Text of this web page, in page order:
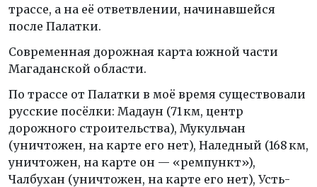
трассе, а на её ответвлении, начинавшейся
после Палатки.
Современная дорожная карта южной части
Магаданской области.
По трассе от Палатки в моё время существовали
русские посёлки: Мадаун (71 км, центр
дорожного строительства), Мукульчан
(уничтожен, на карте его нет), Наледный (168 км,
уничтожен, на карте он — «ремпункт»),
Чалбухан (уничтожен, на карте его нет), Усть-